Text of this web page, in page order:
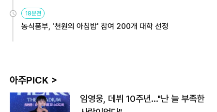
원
18분전
농식품부, '천원의 아침밥' 참여 200개 대학 선정
아주PICK >
임영웅, 데뷔 10주년…"난 늘 부족한